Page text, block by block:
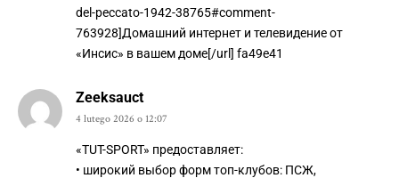
del-peccato-1942-38765#comment-
763928]Домашний интернет и телевидение от
«Инсис» в вашем доме[/url] fa49e41
Zeeksauct
4 lutego 2026 o 12:07
«TUT-SPORT» предоставляет:
• широкий выбор форм топ-клубов: ПСЖ,